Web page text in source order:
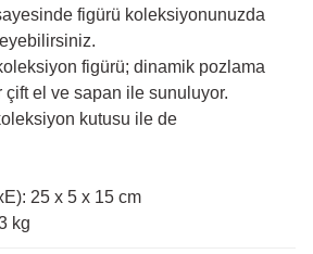
figürü koleksiyonunuzda
figürü; dinamik pozlama
el ve sapan ile sunuluyor.
kutusu ile de
25 x 5 x 15 cm
kg